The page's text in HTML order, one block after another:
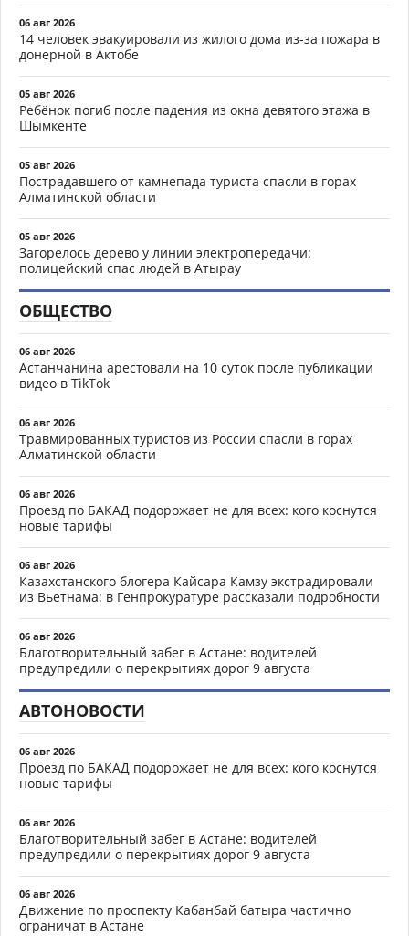
06 авг 2026
14 человек эвакуировали из жилого дома из-за пожара в
донерной в Актобе
05 авг 2026
Ребёнок погиб после падения из окна девятого этажа в
Шымкенте
05 авг 2026
Пострадавшего от камнепада туриста спасли в горах
Алматинской области
05 авг 2026
Загорелось дерево у линии электропередачи:
полицейский спас людей в Атырау
ОБЩЕСТВО
06 авг 2026
Астанчанина арестовали на 10 суток после публикации
видео в TikTok
06 авг 2026
Травмированных туристов из России спасли в горах
Алматинской области
06 авг 2026
Проезд по БАКАД подорожает не для всех: кого коснутся
новые тарифы
06 авг 2026
Казахстанского блогера Кайсара Камзу экстрадировали
из Вьетнама: в Генпрокуратуре рассказали подробности
06 авг 2026
Благотворительный забег в Астане: водителей
предупредили о перекрытиях дорог 9 августа
АВТОНОВОСТИ
06 авг 2026
Проезд по БАКАД подорожает не для всех: кого коснутся
новые тарифы
06 авг 2026
Благотворительный забег в Астане: водителей
предупредили о перекрытиях дорог 9 августа
06 авг 2026
Движение по проспекту Кабанбай батыра частично
ограничат в Астане